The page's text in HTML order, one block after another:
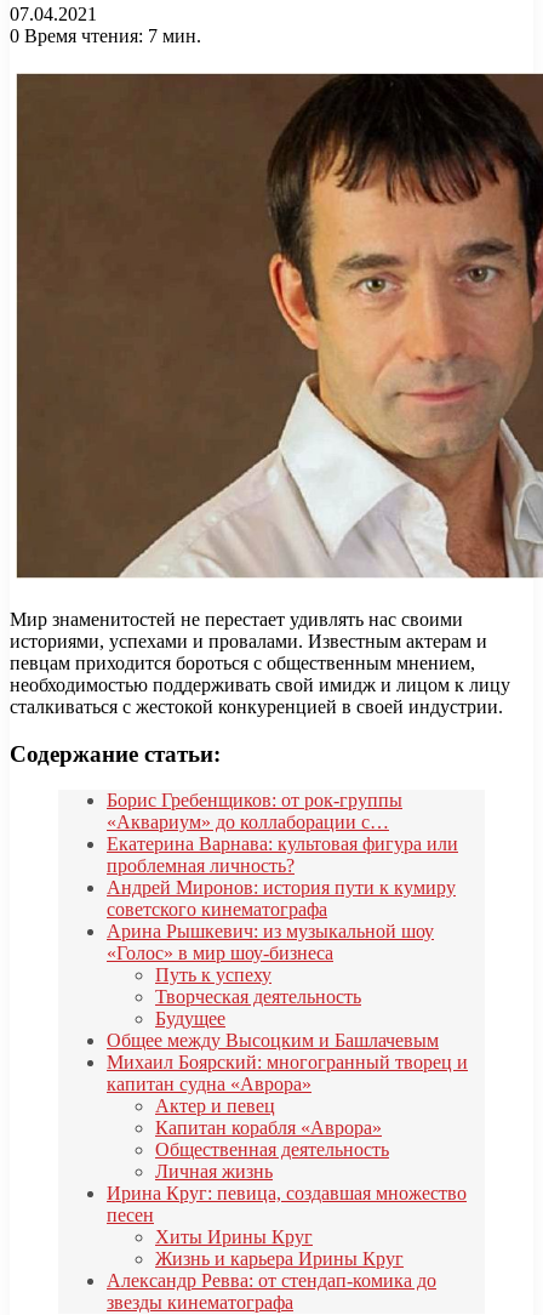
07.04.2021
0 Время чтения: 7 мин.
Мир знаменитостей не перестает удивлять нас своими
историями, успехами и провалами. Известным актерам и
певцам приходится бороться с общественным мнением,
необходимостью поддерживать свой имидж и лицом к лицу
сталкиваться с жестокой конкуренцией в своей индустрии.
Содержание статьи:
Борис Гребенщиков: от рок-группы
«Аквариум» до коллаборации с…
Екатерина Варнава: культовая фигура или
проблемная личность?
Андрей Миронов: история пути к кумиру
советского кинематографа
Арина Рышкевич: из музыкальной шоу
«Голос» в мир шоу-бизнеса
Путь к успеху
Творческая деятельность
Будущее
Общее между Высоцким и Башлачевым
Михаил Боярский: многогранный творец и
капитан судна «Аврора»
Актер и певец
Капитан корабля «Аврора»
Общественная деятельность
Личная жизнь
Ирина Круг: певица, создавшая множество
песен
Хиты Ирины Круг
Жизнь и карьера Ирины Круг
Александр Ревва: от стендап-комика до
звезды кинематографа